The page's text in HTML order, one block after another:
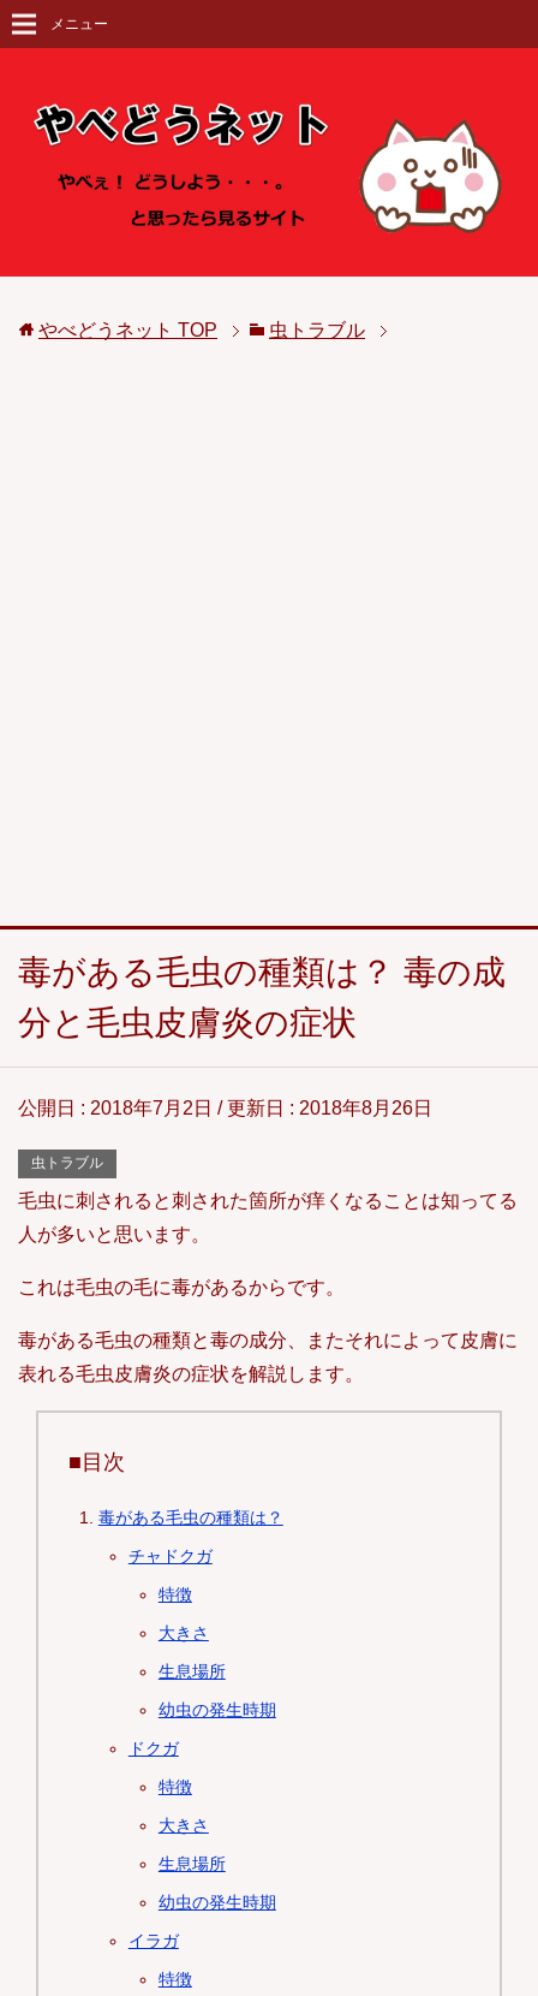
メニュー
やべどうネット TOP 虫トラブル
毒がある毛虫の種類は？ 毒の成
分と毛虫皮膚炎の症状
公開日 : 2018年7月2日 / 更新日 : 2018年8月26日
虫トラブル
毛虫に刺されると刺された箇所が痒くなることは知ってる
人が多いと思います。
これは毛虫の毛に毒があるからです。
毒がある毛虫の種類と毒の成分、またそれによって皮膚に
表れる毛虫皮膚炎の症状を解説します。
■目次
毒がある毛虫の種類は？
チャドクガ
特徴
大きさ
生息場所
幼虫の発生時期
ドクガ
特徴
大きさ
生息場所
幼虫の発生時期
イラガ
特徴